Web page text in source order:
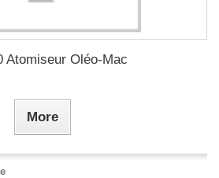
Atomiseur Oléo-Mac
More